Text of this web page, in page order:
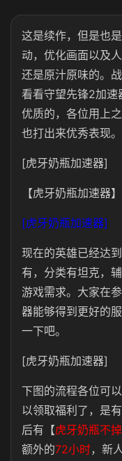
这是续作，但是也
动，优化画面以及
还是原汁原味的。
看看守望先锋2加速
优质的，各位用上
也打出来优秀表现。
[虎牙奶瓶加速器]
【虎牙奶瓶加速器
[虎牙奶瓶加速器]
现在的英雄已经达
有，分类有坦克，
游戏需求。大家在
器能够得到更好的
一下吧。
[虎牙奶瓶加速器]
下图的流程各位可
以领取福利了，是有
后有【虎牙奶瓶不
额外的72小时，新